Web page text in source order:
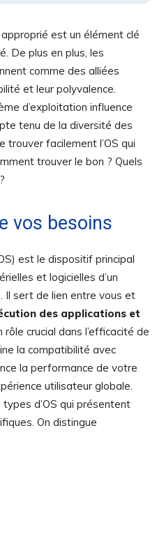
est un élément clé
De plus en plus, les
comme des alliées
et leur polyvalence.
d’exploitation influence
tenu de la diversité des
trouver facilement l’OS qui
trouver le bon ? Quels
vos besoins
est le dispositif principal
et logicielles d’un
Il sert de lien entre vous et
des applications et
rôle crucial dans l’efficacité de
la compatibilité avec
la performance de votre
utilisateur globale.
d’OS qui présentent
On distingue